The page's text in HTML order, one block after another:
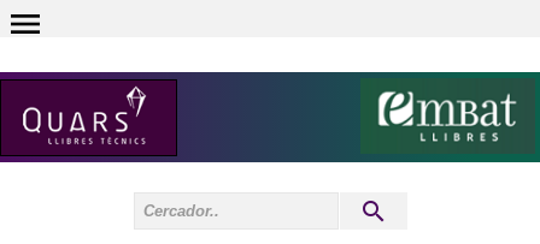
Inici sessió 0